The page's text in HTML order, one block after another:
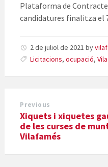
Plataforma de
candidatures finalitza el
2 de juliol de 2021by
Licitacions,ocupació,
Previous
Xiquets i xiquetes
de les curses de
Vilafamés